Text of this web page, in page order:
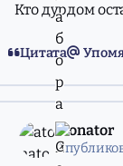
Кто дурдом
Цитата
atonator
comment_11792817
Статистика